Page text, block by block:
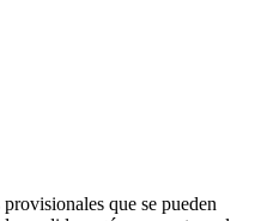
que se pueden